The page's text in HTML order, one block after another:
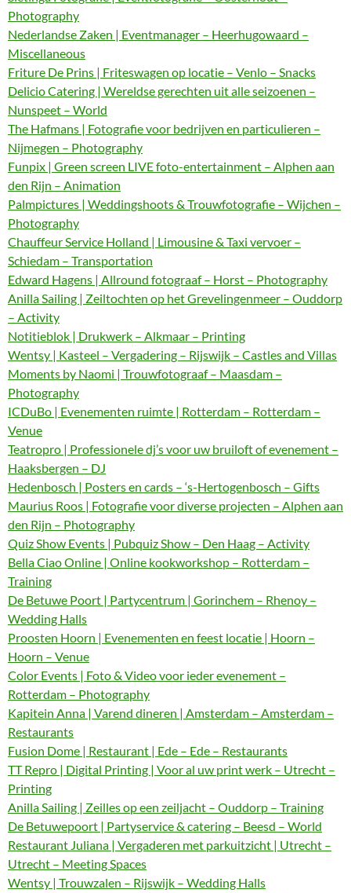
Photography
Nederlandse Zaken | Eventmanager – Heerhugowaard –
Miscellaneous
Friture De Prins | Friteswagen op locatie – Venlo – Snacks
Delicio Catering | Wereldse gerechten uit alle seizoenen –
Nunspeet – World
The Hafmans | Fotografie voor bedrijven en particulieren –
Nijmegen – Photography
Funpix | Green screen LIVE foto-entertainment – Alphen aan
den Rijn – Animation
Palmpictures | Weddingshoots & Trouwfotografie – Wijchen –
Photography
Chauffeur Service Holland | Limousine & Taxi vervoer –
Schiedam – Transportation
Edward Hagens | Allround fotograaf – Horst – Photography
Anilla Sailing | Zeiltochten op het Grevelingenmeer – Ouddorp
– Activity
Notitieblok | Drukwerk – Alkmaar – Printing
Wentsy | Kasteel – Vergadering – Rijswijk – Castles and Villas
Moments by Naomi | Trouwfotograaf – Maasdam –
Photography
ICDuBo | Evenementen ruimte | Rotterdam – Rotterdam –
Venue
Teatropro | Professionele dj’s voor uw bruiloft of evenement –
Haaksbergen – DJ
Hedenbosch | Posters en cards – ‘s-Hertogenbosch – Gifts
Maurius Roos | Fotografie voor diverse projecten – Alphen aan
den Rijn – Photography
Quiz Show Events | Pubquiz Show – Den Haag – Activity
Bella Ciao Online | Online kookworkshop – Rotterdam –
Training
De Betuwe Poort | Partycentrum | Gorinchem – Rhenoy –
Wedding Halls
Proosten Hoorn | Evenementen en feest locatie | Hoorn –
Hoorn – Venue
Color Events | Foto & Video voor ieder evenement –
Rotterdam – Photography
Kapitein Anna | Varend dineren | Amsterdam – Amsterdam –
Restaurants
Fusion Dome | Restaurant | Ede – Ede – Restaurants
TT Repro | Digital Printing | Voor al uw print werk – Utrecht –
Printing
Anilla Sailing | Zeilles op een zeiljacht – Ouddorp – Training
De Betuwepoort | Partyservice & catering – Beesd – World
Restaurant Juliana | Vergaderen met parkuitzicht | Utrecht –
Utrecht – Meeting Spaces
Wentsy | Trouwzalen – Rijswijk – Wedding Halls